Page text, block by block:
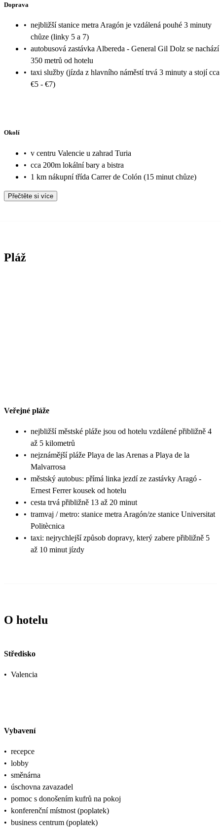
Doprava
• nejbližší stanice metra Aragón je vzdálená pouhé 3 minuty
chůze (linky 5 a 7)
• autobusová zastávka Albereda - General Gil Dolz se nachází
350 metrů od hotelu
• taxi služby (jízda z hlavního náměstí trvá 3 minuty a stojí cca
€5 - €7)
Okolí
• v centru Valencie u zahrad Turia
• cca 200m lokální bary a bistra
• 1 km nákupní třída Carrer de Colón (15 minut chůze)
Přečtěte si více
Pláž
Veřejné pláže
• nejbližší městské pláže jsou od hotelu vzdálené přibližně 4
až 5 kilometrů
• nejznámější pláže Playa de las Arenas a Playa de la
Malvarrosa
• městský autobus: přímá linka jezdí ze zastávky Aragó -
Ernest Ferrer kousek od hotelu
• cesta trvá přibližně 13 až 20 minut
• tramvaj / metro: stanice metra Aragón/ze stanice Universitat
Politècnica
• taxi: nejrychlejší způsob dopravy, který zabere přibližně 5
až 10 minut jízdy
O hotelu
Středisko
• Valencia
Vybavení
• recepce
• lobby
• směnárna
• úschovna zavazadel
• pomoc s donošením kufrů na pokoj
• konferenční místnost (poplatek)
• business centrum (poplatek)